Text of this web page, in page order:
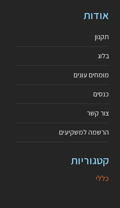
אודות
תקנון
בלוג
מומחים עונים
כנסים
צור קשר
הרשמה למשקיעים
קטגוריות
כללי